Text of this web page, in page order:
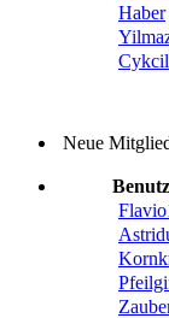
Haber
Neue